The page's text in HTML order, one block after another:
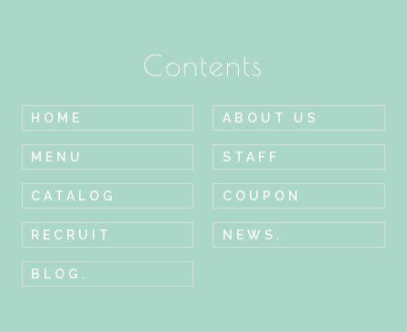
Contents
HOME ABOUT US
MENU STAFF
CATALOG COUPON
RECRUIT NEWS.
BLOG.